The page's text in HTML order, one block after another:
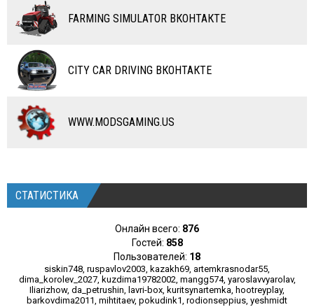
КАРТЫ
ЧИТЫ
ПРОГРАММЫ
РАЗНОЕ
FARMING SIMULATOR ВКОНТАКТЕ
CITY CAR DRIVING ВКОНТАКТЕ
WWW.MODSGAMING.US
СТАТИСТИКА
Онлайн всего: 876
Гостей: 858
Пользователей: 18
siskin748, ruspavlov2003, kazakh69, artemkrasnodar55,
dima_korolev_2027, kuzdima19782002, mangg574, yaroslavvyarolav,
Iliarizhow, da_petrushin, lavri-box, kuritsynartemka, hootreyplay,
barkovdima2011, mihtitaev, pokudink1, rodionseppius, yeshmidt